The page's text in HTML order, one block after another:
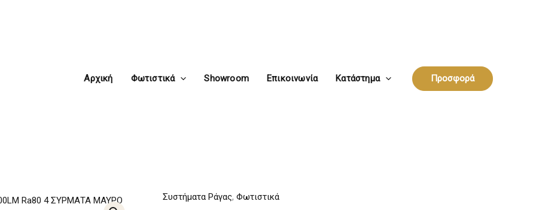
Αρχική Φωτιστικά Showroom Επικοινωνία Κατάστημα Προσφορά
Συστήματα Ράγας, Φωτιστικά
LED